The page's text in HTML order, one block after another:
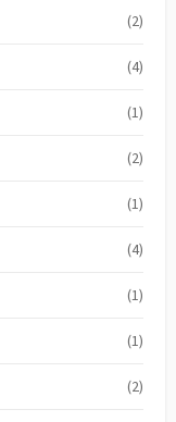
(2)
(4)
(1)
(2)
(1)
(4)
(1)
(1)
(2)